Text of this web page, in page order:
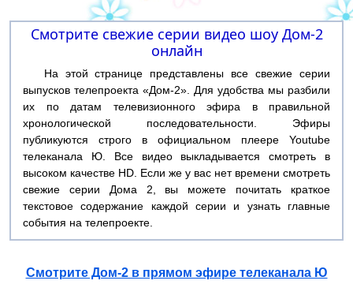
Смотрите свежие серии видео шоу Дом-2
онлайн
На этой странице представлены все свежие серии
выпусков телепроекта «Дом-2». Для удобства мы разбили
их по датам телевизионного эфира в правильной
хронологической последовательности. Эфиры
публикуются строго в официальном плеере Youtube
телеканала Ю. Все видео выкладывается смотреть в
высоком качестве HD. Если же у вас нет времени смотреть
свежие серии Дома 2, вы можете почитать краткое
текстовое содержание каждой серии и узнать главные
события на телепроекте.
Смотрите Дом-2 в прямом эфире телеканала Ю